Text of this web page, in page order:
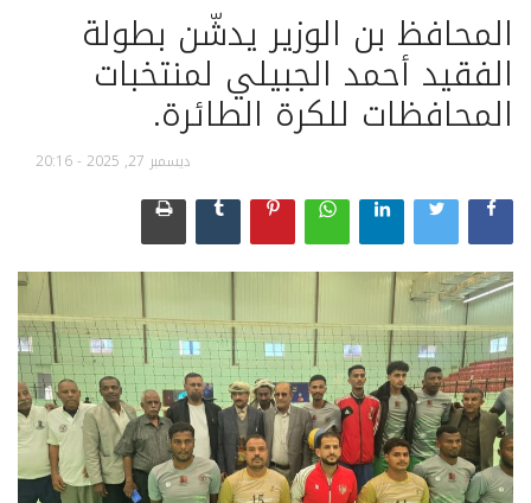
المحافظ بن الوزير يدشّن بطولة
الفقيد أحمد الجبيلي لمنتخبات
المحافظات للكرة الطائرة.
ديسمبر 27, 2025 - 20:16